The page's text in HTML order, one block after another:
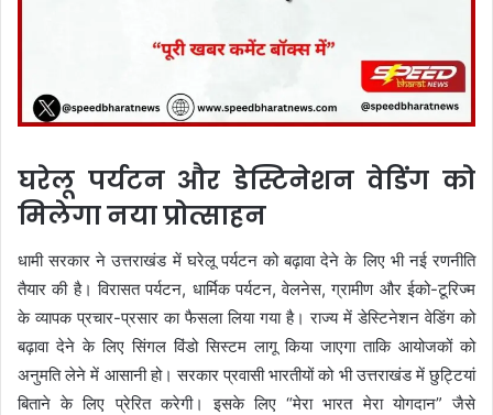
घरेलू पर्यटन और डेस्टिनेशन वेडिंग को
मिलेगा नया प्रोत्साहन
धामी सरकार ने उत्तराखंड में घरेलू पर्यटन को बढ़ावा देने के लिए भी नई रणनीति
तैयार की है। विरासत पर्यटन, धार्मिक पर्यटन, वेलनेस, ग्रामीण और ईको-टूरिज्म
के व्यापक प्रचार-प्रसार का फैसला लिया गया है। राज्य में डेस्टिनेशन वेडिंग को
बढ़ावा देने के लिए सिंगल विंडो सिस्टम लागू किया जाएगा ताकि आयोजकों को
अनुमति लेने में आसानी हो। सरकार प्रवासी भारतीयों को भी उत्तराखंड में छुट्टियां
बिताने के लिए प्रेरित करेगी। इसके लिए “मेरा भारत मेरा योगदान” जैसे